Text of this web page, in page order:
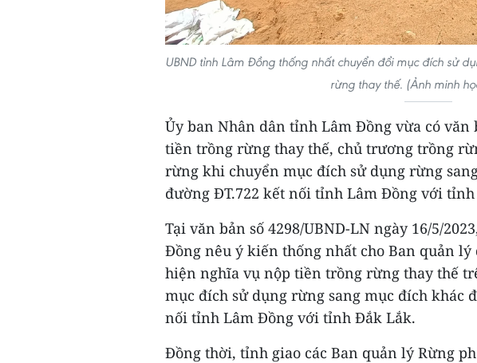
UBND tỉnh Lâm Đồng thống nhất chuyển đổi mục đích sử
rừng thay thế. (Ảnh minh
Ủy ban Nhân dân tỉnh Lâm Đồng vừa có
tiền trồng rừng thay thế, chủ trương trồng
rừng khi chuyển mục đích sử dụng rừng
đường ĐT.722 kết nối tỉnh Lâm Đồng với
Tại văn bản số 4298/UBND-LN ngày 16/5/
Đồng nêu ý kiến thống nhất cho Ban quản
hiện nghĩa vụ nộp tiền trồng rừng thay thế
mục đích sử dụng rừng sang mục đích khác
nối tỉnh Lâm Đồng với tỉnh Đắk Lắk.
Đồng thời, tỉnh giao các Ban quản lý Rừng